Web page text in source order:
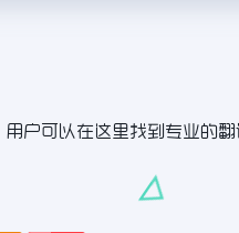
户可以在这里找到专业的翻